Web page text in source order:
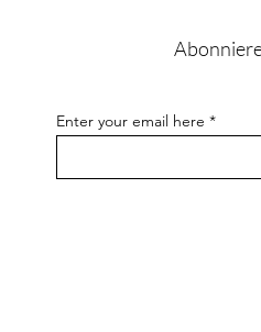
Enter your email here